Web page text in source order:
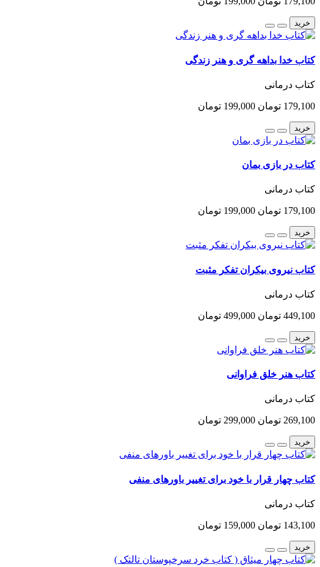
خرید
کتاب خدا بداهه گری و هنر زندگی
کتاب درمانی
179,100 تومان 199,000 تومان
خرید
کتاب در بازی بمان
کتاب درمانی
179,100 تومان 199,000 تومان
خرید
کتاب نیروی بیکران تفکر مثبت
کتاب درمانی
449,100 تومان 499,000 تومان
خرید
کتاب هنر خلق فراوانی
کتاب درمانی
269,100 تومان 299,000 تومان
خرید
کتاب چهار قرار با خود برای تغییر باورهای منفی
کتاب درمانی
143,100 تومان 159,000 تومان
خرید